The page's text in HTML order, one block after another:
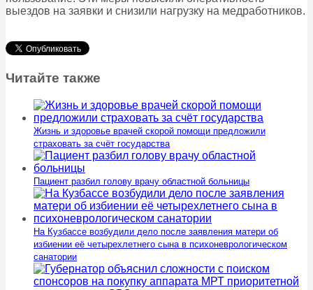
выездов на заявки и снизили нагрузку на медработников.
Читайте также
Жизнь и здоровье врачей скорой помощи предложили
страховать за счёт государства
Пациент разбил голову врачу областной больницы
На Кузбассе возбудили дело после заявления матери об
избиении её четырехлетнего сына в психоневрологическом
санатории